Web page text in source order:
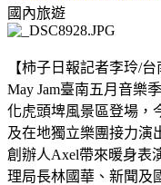
國內旅遊
【柿子日報記者李玲/
May Jam臺南五月音樂
化虎頭埤風景區登場，
及在地獨立樂團接力演
創辦人Axel帶來暖身表
理局長林國華、新聞及